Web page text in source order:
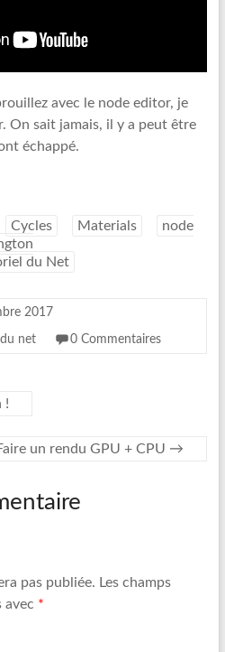
avec le node editor, je
On sait jamais, il y a peut être
échappé.
Cycles Materials
node
du Net
2017
du net 0 Commentaires
!
un rendu GPU + CPU →
pas publiée. Les champs
avec *